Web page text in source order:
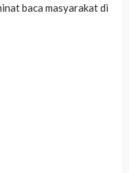
baca masyarakat di